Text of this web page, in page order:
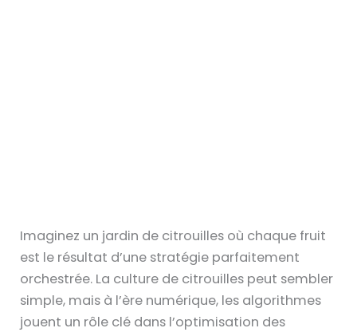
Imaginez un jardin de citrouilles où chaque fruit
est le résultat d’une stratégie parfaitement
orchestrée. La culture de citrouilles peut sembler
simple, mais à l’ère numérique, les algorithmes
jouent un rôle clé dans l’optimisation des